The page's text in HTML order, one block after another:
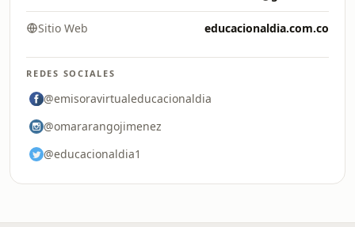
Sitio Web educacionaldia.com.co
REDES SOCIALES
@emisoravirtualeducacionaldia
@omararangojimenez
@educacionaldia1